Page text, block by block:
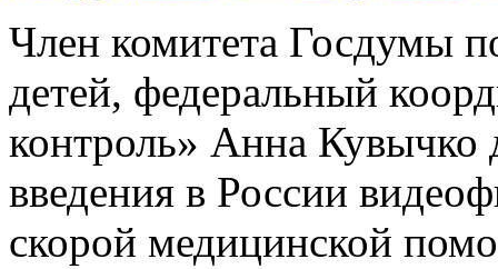
Член комитета Госдумы
детей, федеральный
контроль» Анна Кувычко
введения в России
скорой медицинской